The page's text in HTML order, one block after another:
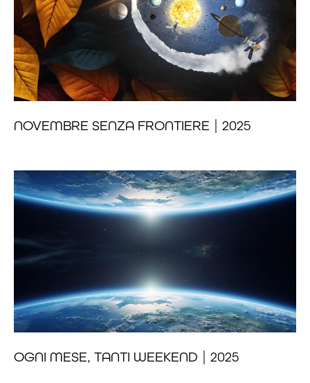
NOVEMBRE SENZA FRONTIERE | 2025
OGNI MESE, TANTI WEEKEND | 2025